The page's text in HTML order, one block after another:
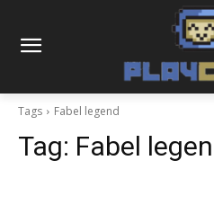
Tags Fabel legend
Tag: Fabel